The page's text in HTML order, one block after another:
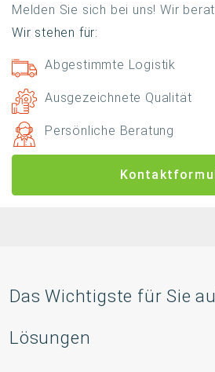
Melden Sie sich bei uns! Wir
Wir stehen für:
Abgestimmte Logistik
Ausgezeichnete Qualität
Persönliche Beratung
Das Wichtigste für Sie
Lösungen